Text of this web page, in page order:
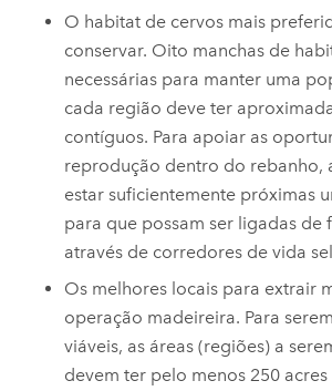
O habitat de cervos mais
conservar. Oito manchas de
necessárias para manter uma
cada região deve ter
contíguos. Para apoiar as
reprodução dentro do rebanho,
estar suficientemente próximas
para que possam ser ligadas de
através de corredores de vida
Os melhores locais para extrair
operação madeireira. Para
viáveis, as áreas (regiões) a
devem ter pelo menos 250